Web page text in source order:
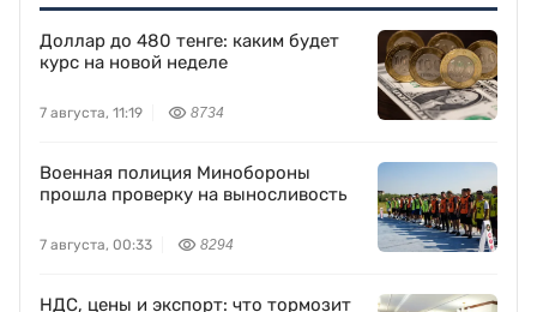
Доллар до 480 тенге: каким будет
курс на новой неделе
7 августа, 11:19 8734
Военная полиция Минобороны
прошла проверку на выносливость
7 августа, 00:33 8294
НДС, цены и экспорт: что тормозит